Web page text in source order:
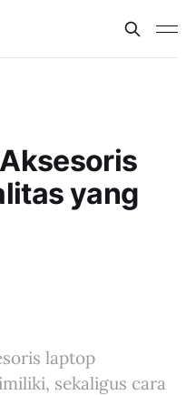
yang
laptop
sekaligus cara